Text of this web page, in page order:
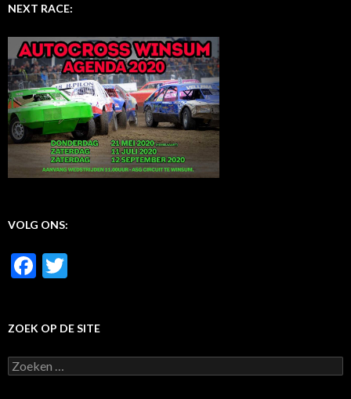
NEXT RACE:
VOLG ONS:
F
b
o
er
ZOEK OP DE SITE
Z
o